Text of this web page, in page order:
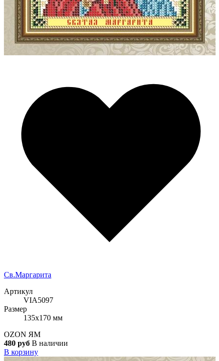
Cв.Маргарита
Артикул
VIA5097
Размер
135x170 мм
OZON ЯМ
480 руб В наличии
В корзину